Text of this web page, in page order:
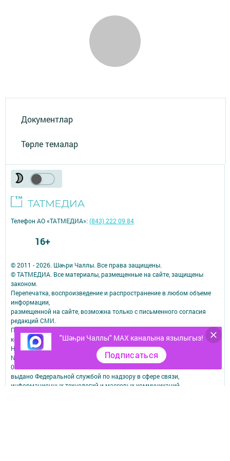
Документлар
Төрле темалар
"Шәһри Чаллы" MAX каналына язылыгыз!
Подписаться
© 2011 - 2026. Шәһри Чаллы. Все права защищены.
© ТАТМЕДИА. Все материалы, размещенные на сайте, защищены
законом.
Перепечатка, воспроизведение и распространение в любом объеме
информации,
размещенной на сайте, возможна только с письменного согласия
редакций СМИ.
При поддержке Республиканского агентства по печати и массовым
коммуникациям.
Наименование СМИ: Шəhри Чаллы
№ свидетельства о регистрации СМИ, дата: ЭЛ № ФС 77-67912 от
06.12.2016
выдано Федеральной службой по надзору в сфере связи,
информационных технологий и массовых коммуникаций
Телефон АО «ТАТМЕДИА»:(843) 222 09 84
16+